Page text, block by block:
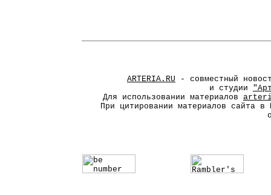
ARTERIA.RU - совместный
и студии
Для использовании материалов
При цитировании материалов сайта